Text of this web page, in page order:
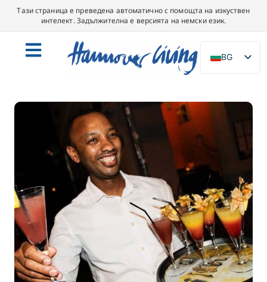
Тази страница е преведена автоматично с помощта на изкуствен
интелект. Задължителна е версията на немски език.
BG
DE
DA
SV
FR
PT
TR